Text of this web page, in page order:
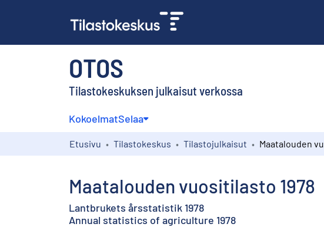
OTOS
Tilastokeskuksen julkaisut verkossa
KokoelmatSelaa
Etusivu Tilastokeskus Tilastojulkaisut
Maatalouden vuositilasto 1978
Lantbrukets årsstatistik 1978
Annual statistics of agriculture 1978